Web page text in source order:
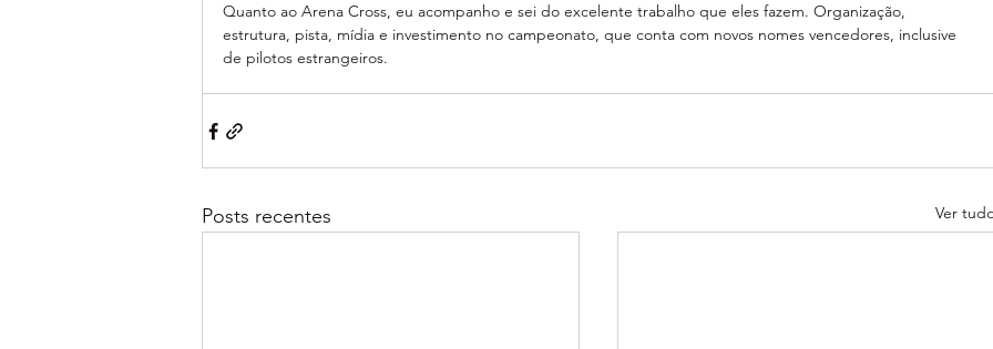
Quanto ao Arena Cross, eu acompanho e sei do excelente trabalho que eles fazem. Organização,
estrutura, pista, mídia e investimento no campeonato, que conta com novos nomes vencedores, inclusive
de pilotos estrangeiros.
Posts recentes Ver